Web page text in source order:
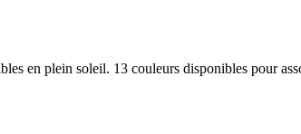
en plein soleil. 13 couleurs disponibles pour